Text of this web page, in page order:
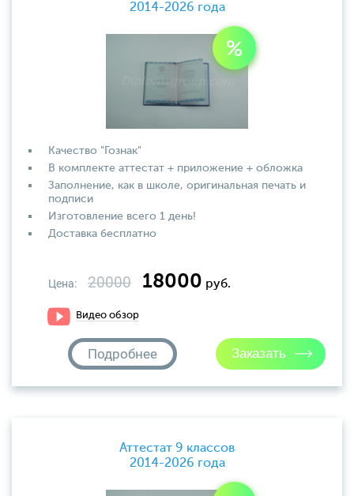
2014-2026 года
Качество "Гознак"
В комплекте аттестат + приложение + обложка
Заполнение, как в школе, оригинальная печать и
подписи
Изготовление всего 1 день!
Доставка бесплатно
Цена: 20000 18000 руб.
Видео обзор
Подробнее
Аттестат 9 классов
2014-2026 года